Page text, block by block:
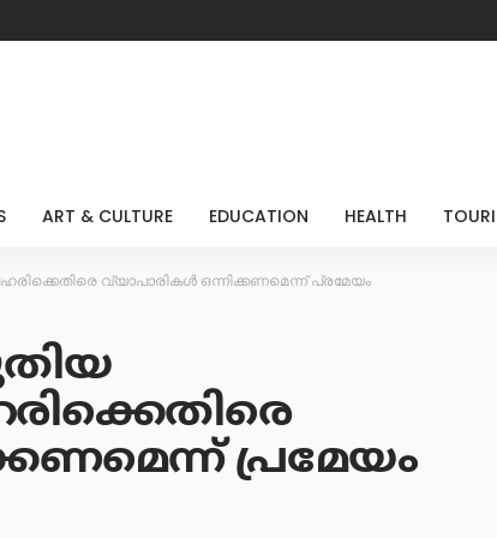
ART & CULTURE EDUCATION HEALTH
വ്യാപാരികൾ ഒന്നിക്കണമെന്ന് പ്രമേയം
പ്രമേയം